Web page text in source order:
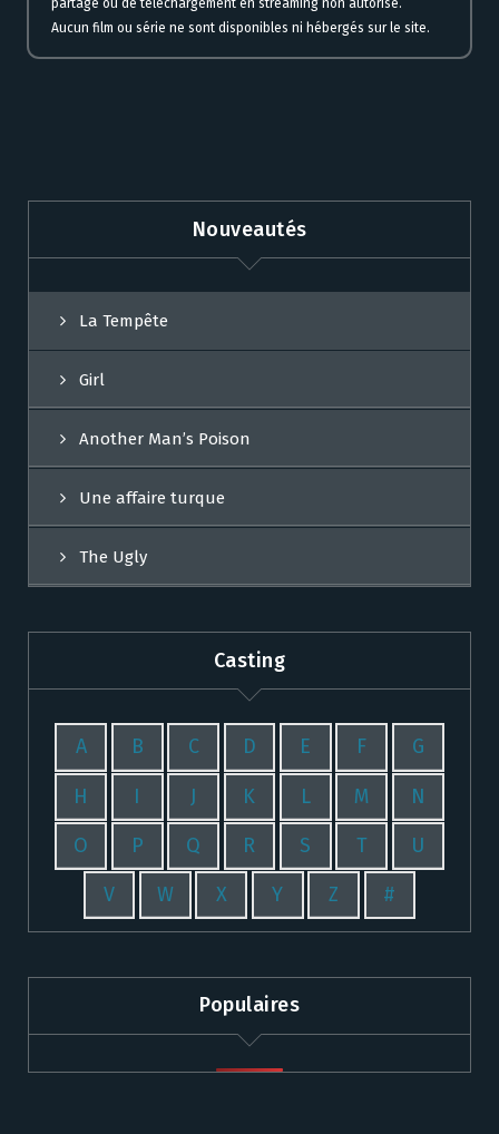
partage ou de téléchargement en streaming non autorisé.
Aucun film ou série ne sont disponibles ni hébergés sur le site.
Nouveautés
La Tempête
Girl
Another Man’s Poison
Une affaire turque
The Ugly
Casting
A B C D E F G
H I J K L M N
O P Q R S T U
V W X Y Z #
Populaires